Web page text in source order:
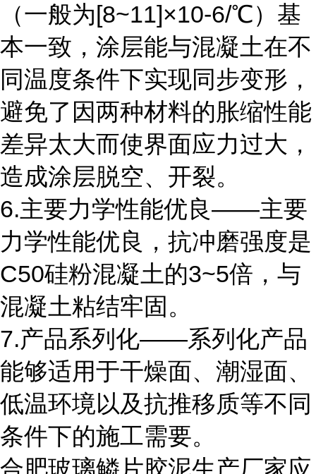
（一般为[8~11]×10-6/℃）基
本一致，涂层能与混凝土在不
同温度条件下实现同步变形，
避免了因两种材料的胀缩性能
差异太大而使界面应力过大，
造成涂层脱空、开裂。
6.主要力学性能优良――主要
力学性能优良，抗冲磨强度是
C50硅粉混凝土的3~5倍，与
混凝土粘结牢固。
7.产品系列化――系列化产品
能够适用于干燥面、潮湿面、
低温环境以及抗推移质等不同
条件下的施工需要。
合肥玻璃鳞片胶泥生产厂家应